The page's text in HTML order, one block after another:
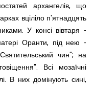
архангелів, що
вціліло п'ятнадцять
У консі вівтаря -
Оранти, під нею -
чин"; на
Всі мозаїчні
В них домінують сині,